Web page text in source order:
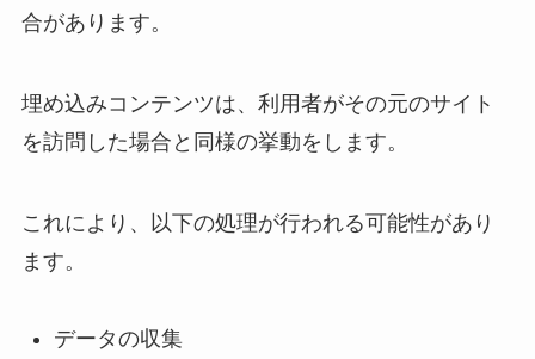
合があります。
埋め込みコンテンツは、利用者がその元のサイト
を訪問した場合と同様の挙動をします。
これにより、以下の処理が行われる可能性があり
ます。
データの収集